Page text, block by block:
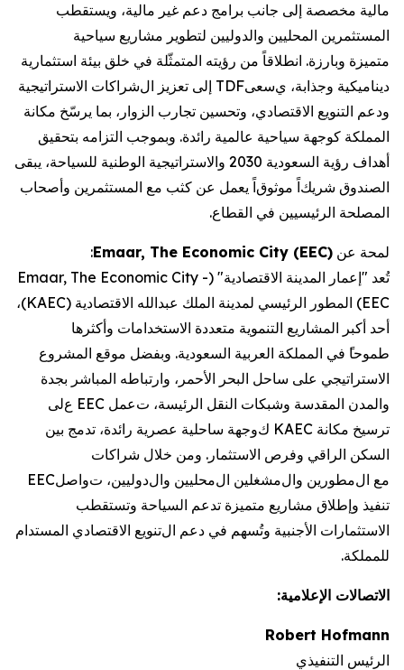
مالية مخصصة إلى جانب برامج دعم غير مالية، ويستقطب
المستثمرين المحليين والدوليين لتطوير مشاريع سياحية
متميزة وبارزة. انطلاقاً من رؤيته المتمثّلة في خلق بيئة استثمارية
ديناميكية وجذابة، يسعىTDF إلى تعزيز الشراكات الاستراتيجية
ودعم التنويع الاقتصادي، وتحسين تجارب الزوار، بما يرسّخ مكانة
المملكة كوجهة سياحية عالمية رائدة. وبموجب التزامه بتحقيق
أهداف رؤية السعودية 2030 والاستراتيجية الوطنية للسياحة،
يبقى
الصندوق شريكاً موثوقاً يعمل عن كثب مع المستثمرين وأصحاب
المصلحة الرئيسيين في القطاع.
لمحة عن Emaar, The Economic City (EEC)
:
تُعد "إعمار المدينة الاقتصادية" (
Emaar, The Economic City -
EEC
) المطور الرئيسي لمدينة الملك عبدالله الاقتصادية (
KAEC
)،
أحد أكبر المشاريع التنموية متعددة الاستخدامات وأكثرها
طموحا في المملكة العربية السعودية. وبفضل موقع المشروع
الاستراتيجي على ساحل البحر الأحمر، وارتباطه المباشر بجدة
والمدن المقدسة وشبكات النقل الرئيسة، تعمل EEC على
ترسيخ مكانة KAEC كوجهة ساحلية عصرية رائدة، تدمج بين
السكن الراقي وفرص الاستثمار. ومن خلال شراكات
مع المطورين والمشغلين المحليين والدوليين، تواصلEEC
تنفيذ وإطلاق مشاريع متميزة تدعم السياحة وتستقطب
الاستثمارات الأجنبية وتُسهم في دعم التنويع الاقتصادي المستدام
للمملكة.
الاتصالات الإعلامية:
Robert Hofmann
الرئيس التنفيذي